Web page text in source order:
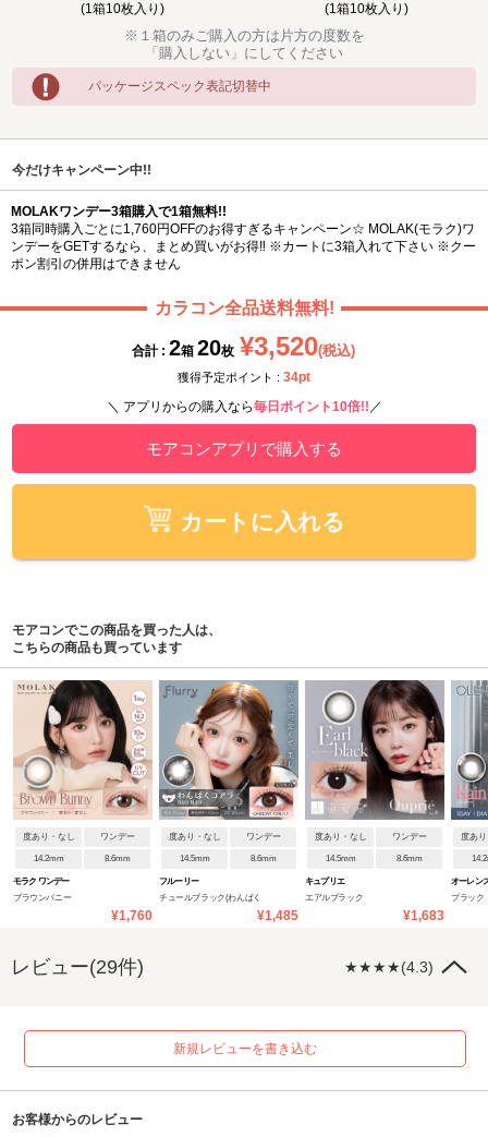
(1箱10枚入り) (1箱10枚入り)
※１箱のみご購入の方は片方の度数を
「購入しない」にしてください
パッケージスペック表記切替中
今だけキャンペーン中!!
MOLAKワンデー3箱購入で1箱無料!!
3箱同時購入ごとに1,760円OFFのお得すぎるキャンペーン☆ MOLAK(モラク)ワ
ンデーをGETするなら、まとめ買いがお得‼ ※カートに3箱入れて下さい ※クー
ポン割引の併用はできません
カラコン全品送料無料!
合計 : 2箱 20枚 ¥3,520(税込)
獲得予定ポイント : 34pt
＼ アプリからの購入なら毎日ポイント10倍!! ／
モアコンアプリで購入する
カートに入れる
モアコンでこの商品を買った人は、
こちらの商品も買っています
度あり・なし ワンデー
14.2mm 8.6mm
モラク ワンデー
ブラウンバニー
¥1,760
度あり・なし ワンデー
14.5mm 8.6mm
フルーリー
チュールブラック(わんぱく
¥1,485
度あり・なし ワンデー
14.5mm 8.6mm
キュプリエ
エアルブラック
¥1,683
度あ
オーレン
ブラック
レビュー(29件) ★★★★(4.3)
新規レビューを書き込む
お客様からのレビュー